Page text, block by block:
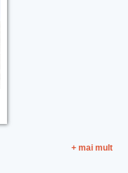
+ mai mult